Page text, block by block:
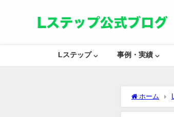
Lステップ ⌵ 事例・実績 ⌵
ホーム